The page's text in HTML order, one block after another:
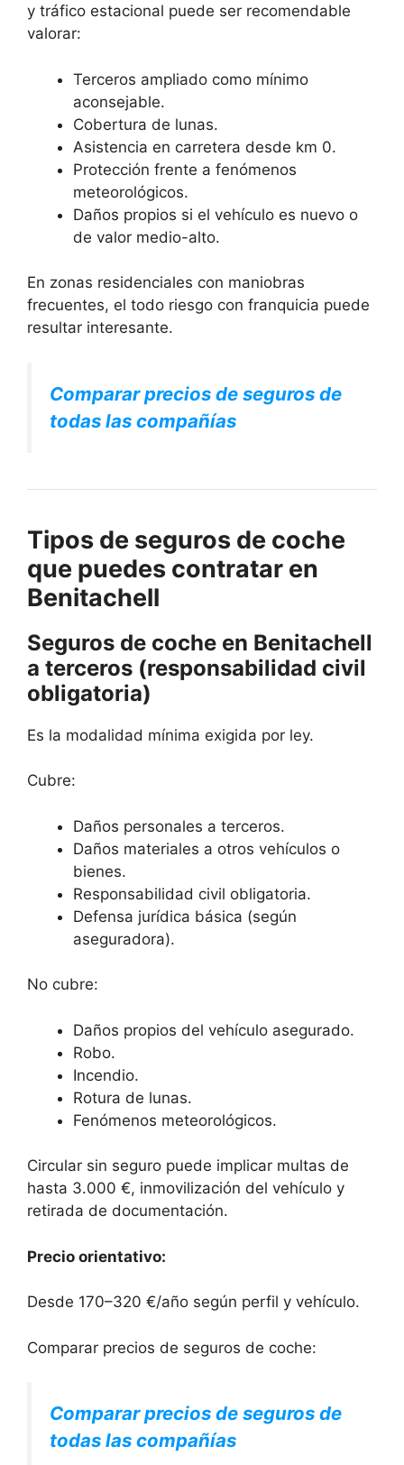
y tráfico estacional puede ser recomendable
valorar:
Terceros ampliado como mínimo
aconsejable.
Cobertura de lunas.
Asistencia en carretera desde km 0.
Protección frente a fenómenos
meteorológicos.
Daños propios si el vehículo es nuevo o
de valor medio-alto.
En zonas residenciales con maniobras
frecuentes, el todo riesgo con franquicia puede
resultar interesante.
Comparar precios de seguros de
todas las compañías
Tipos de seguros de coche
que puedes contratar en
Benitachell
Seguros de coche en Benitachell
a terceros (responsabilidad civil
obligatoria)
Es la modalidad mínima exigida por ley.
Cubre:
Daños personales a terceros.
Daños materiales a otros vehículos o
bienes.
Responsabilidad civil obligatoria.
Defensa jurídica básica (según
aseguradora).
No cubre:
Daños propios del vehículo asegurado.
Robo.
Incendio.
Rotura de lunas.
Fenómenos meteorológicos.
Circular sin seguro puede implicar multas de
hasta 3.000 €, inmovilización del vehículo y
retirada de documentación.
Precio orientativo:
Desde 170–320 €/año según perfil y vehículo.
Comparar precios de seguros de coche:
Comparar precios de seguros de
todas las compañías